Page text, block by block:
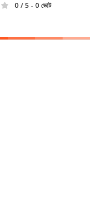
0 / 5 - 0 ভোট